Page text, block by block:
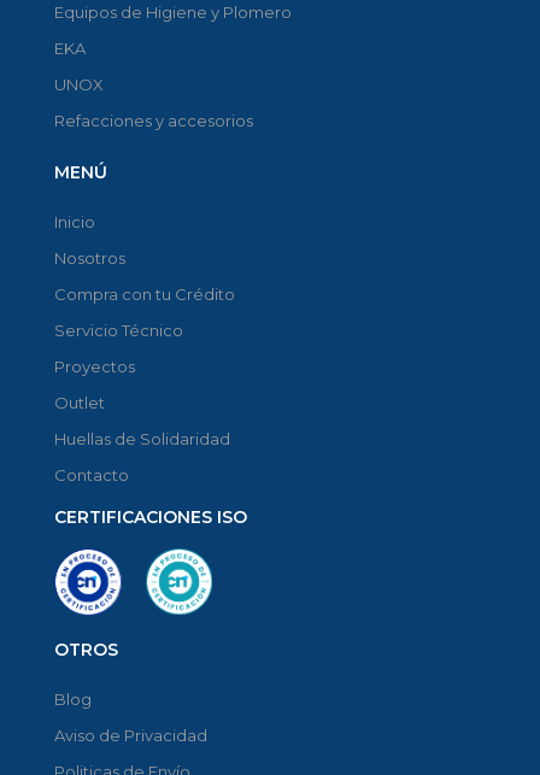
Equipos de Higiene y Plomero
EKA
UNOX
Refacciones y accesorios
MENÚ
Inicio
Nosotros
Compra con tu Crédito
Servicio Técnico
Proyectos
Outlet
Huellas de Solidaridad
Contacto
CERTIFICACIONES ISO
OTROS
Blog
Aviso de Privacidad
Politicas de Envío